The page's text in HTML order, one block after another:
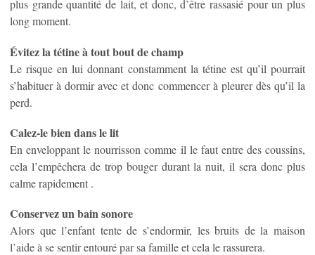
plus grande quantité de lait, et donc, d’être rassasié pour un plus
long moment.
Évitez la tétine à tout bout de champ
Le risque en lui donnant constamment la tétine est qu’il pourrait
s’habituer à dormir avec et donc commencer à pleurer dès qu’il la
perd.
Calez-le bien dans le lit
En enveloppant le nourrisson comme il le faut entre des coussins,
cela l’empêchera de trop bouger durant la nuit, il sera donc plus
calme rapidement .
Conservez un bain sonore
Alors que l’enfant tente de s’endormir, les bruits de la maison
l’aide à se sentir entouré par sa famille et cela le rassurera.